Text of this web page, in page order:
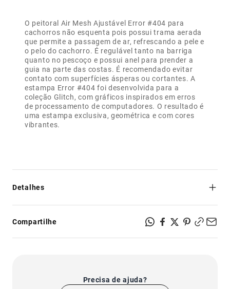
O peitoral Air Mesh Ajustável Error #404 para
cachorros não esquenta pois possui trama aerada
que permite a passagem de ar, refrescando a pele e
o pelo do cachorro. É regulável tanto na barriga
quanto no pescoço e possui anel para prender a
guia na parte das costas. É recomendado evitar
contato com superfícies ásperas ou cortantes. A
estampa Error #404 foi desenvolvida para a
coleção Glitch, com gráficos inspirados em erros
de processamento de computadores. O resultado é
uma estampa exclusiva, geométrica e com cores
vibrantes.
Detalhes
ventilação da pele e do pelo;
- Regulável na barriga e no pescoço para melhor ajuste em
seu cachorro;
Compartilhe
Precisa de ajuda?